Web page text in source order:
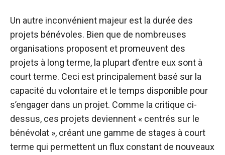
Un autre inconvénient majeur est la durée des
projets bénévoles. Bien que de nombreuses
organisations proposent et promeuvent des
projets à long terme, la plupart d’entre eux sont à
court terme. Ceci est principalement basé sur la
capacité du volontaire et le temps disponible pour
s’engager dans un projet. Comme la critique ci-
dessus, ces projets deviennent « centrés sur le
bénévolat », créant une gamme de stages à court
terme qui permettent un flux constant de nouveaux